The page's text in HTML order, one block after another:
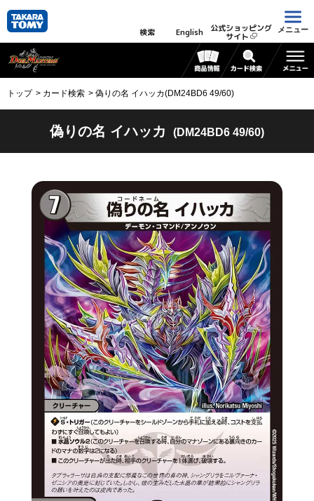
検索 English 公式ショッピング
サイト
メニュー
トップ カード検索 偽りの名 イハッカ(DM24BD6 49/60)
偽りの名 イハッカ (DM24BD6 49/60)